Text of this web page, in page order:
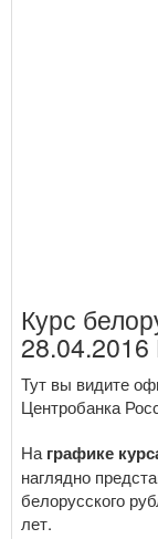
Курс
Тут вы видите
Центробанка
На графике
наглядно
белорусского
лет.